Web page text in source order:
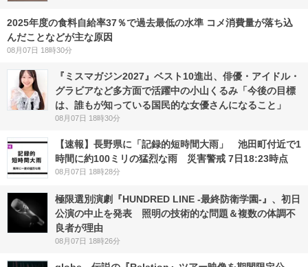
2025年度の食料自給率37％で過去最低の水準 コメ消費量が落ち込
んだことなどが主な原因
08月07日 18時30分
『ミスマガジン2027』ベスト10進出、俳優・アイドル・
グラビアなど多方面で活躍中の小山くるみ「今後の目標
は、誰もが知っている国民的な女優さんになること」
08月07日 18時30分
【速報】長野県に「記録的短時間大雨」 池田町付近で1
時間に約100ミリの猛烈な雨 災害警戒 7日18:23時点
08月07日 18時28分
極限選別演劇『HUNDRED LINE -最終防衛学園-』、初日
公演の中止を発表 照明の技術的な問題＆複数の体調不
良者が理由
08月07日 18時26分